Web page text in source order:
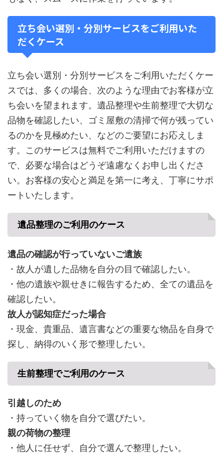
立ち会い選別・分別サービスをご利用いた
だくケース
立ち会い選別・分別サービスをご利用いただくケー
スでは、多くの場合、次のような理由でお客様が立
ち会いを望まれます。遺品整理や生前整理で大切な
品物を確認したい、ゴミ屋敷の清掃で何が残ってい
るのかを見極めたい、などのご要望にお応えしま
す。このサービスは無料でご利用いただけますの
で、必要な場合はどうぞ遠慮なくお申し出くださ
い。お客様の安心と満足を第一に考え、丁寧にサポ
ートいたします。
遺品整理のご利用のケース
遺品の確認が行っていないご遺族
・故人が遺した品物を自分の目で確認したい。
・他の遺族や親せきに報告するため、全ての遺品を
確認したい。
故人が認知症だった場合
・現金、貴重品、遺言書などの重要な物品を自身で
探し、納得のいく形で整理したい。
生前整理でご利用のケース
引越しのため
・持っていく物を自分で選びたい。
親の荷物の整理
・他人に任せず、自分で選んで整理したい。